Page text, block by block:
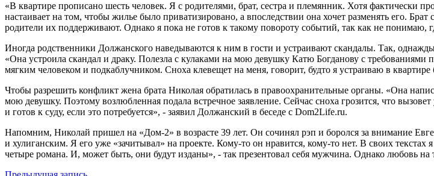
«В квартире прописано шесть человек. Я с родителями, брат, сестра и племянник. Хотя фактически
настаивает на том, чтобы жилье было приватизировано, а впоследствии она хочет разменять его.
родители их поддерживают. Однако я пока не готов к такому повороту событий, так как не понимаю,
Иногда родственники Должанского наведываются к ним в гости и устраивают скандалы. Так,
«Она устроила скандал и драку. Полезла с кулаками на мою девушку Катю Богданову с
мягким человеком и подкаблучником. Сноха клевещет на меня, говорит, будто я устраиваю в
Чтобы разрешить конфликт жена брата Николая обратилась в правоохранительные органы. «Она
мою девушку. Поэтому возлюбленная подала встречное заявление. Сейчас сноха грозится, что
и готов к суду, если это потребуется», - заявил Должанский в беседе с Dom2Life.ru.
Напомним, Николай пришел на «Дом-2» в возрасте 39 лет. Он сочинял рэп и боролся за внимание
и хулиганским. Я его уже «зачитывал» на проекте. Кому-то он нравится, кому-то нет. В своих
четыре романа. И, может быть, они будут изданы», - так презентовал себя мужчина. Однако любовь на